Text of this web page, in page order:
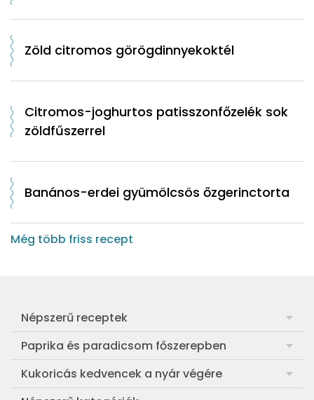
Zöld citromos görögdinnyekoktél
Citromos-joghurtos patisszonfőzelék sok
zöldfűszerrel
Banános-erdei gyümölcsös őzgerinctorta
Még több friss recept
Népszerű receptek
Frankfurti leves
Egyszerű muffin
Aranygaluska
Paprika és paradicsom főszerepben
Pan con Tomate
Paradicsom és paprika eltevése télre
Kukoricás kedvencek a nyár végére